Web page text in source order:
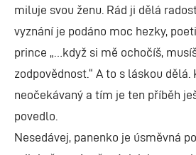
miluje svou ženu. Rád ji dělá
vyznání je podáno moc hezky,
prince „…když si mě ochočíš,
zodpovědnost.“ A to s láskou dělá.
neočekávaný a tím je ten příběh
povedlo.
Nesedávej, panenko je úsměvná